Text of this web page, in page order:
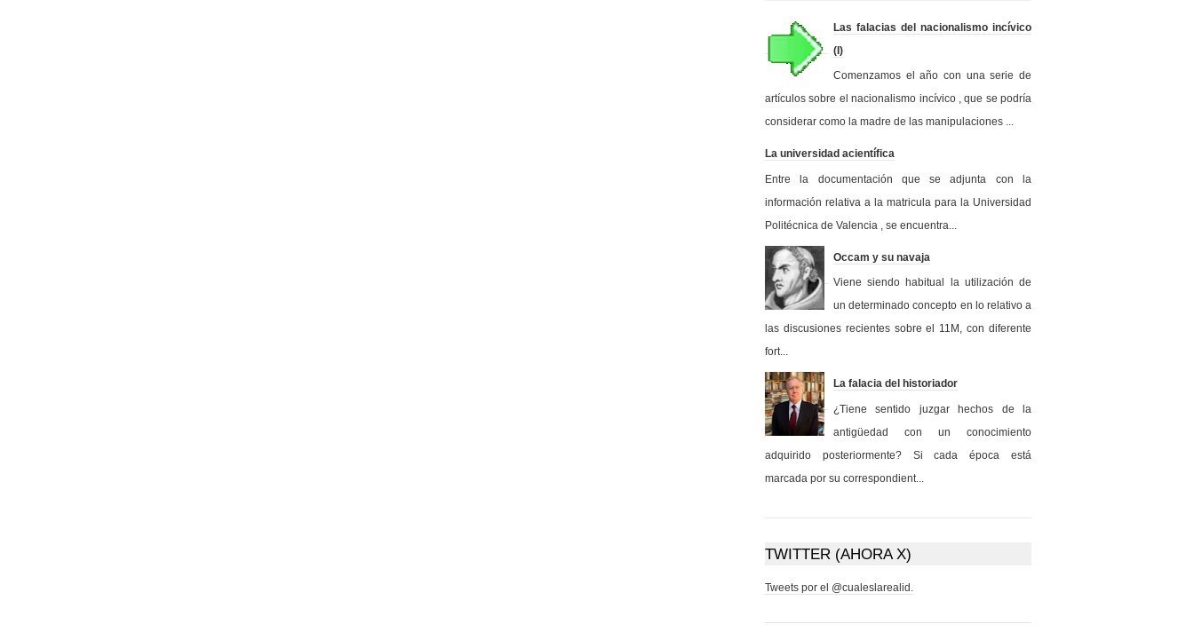
Las falacias del nacionalismo incívico
(I)
Comenzamos el año con una serie de
artículos sobre el nacionalismo incívico , que se podría
considerar como la madre de las manipulaciones ...
La universidad acientífica
Entre la documentación que se adjunta con la
información relativa a la matricula para la Universidad
Politécnica de Valencia , se encuentra...
Occam y su navaja
Viene siendo habitual la utilización de
un determinado concepto en lo relativo a
las discusiones recientes sobre el 11M, con diferente
fort...
La falacia del historiador
¿Tiene sentido juzgar hechos de la
antigüedad con un conocimiento
adquirido posteriormente? Si cada época está
marcada por su correspondient...
TWITTER (AHORA X)
Tweets por el @cualeslarealid.